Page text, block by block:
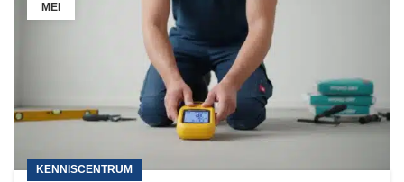
MEI
KENNISCENTRUM